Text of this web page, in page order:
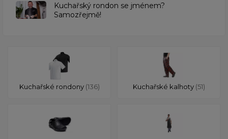
Kuchařský rondon se jménem?
Samozřejmě!
Kuchařské rondony (136) Kuchařské kalhoty (51)